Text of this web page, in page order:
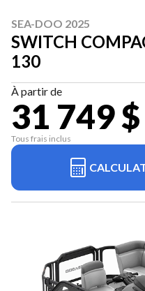
SEA-DOO 2025
SWITCH
130
À partir de
31 749 $
Tous frais inclus